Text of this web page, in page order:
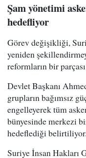
Şam yönetimi
hedefliyor
Görev değişikliği,
yeniden
reformların bir
Devlet Başkanı
grupların bağımsız
engelleyerek tüm
bünyesinde merkezi
hedeflediği belirtiliyor.
Suriye İnsan Hakları